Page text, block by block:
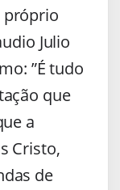
próprio
Julio
”É tudo
que
a
Cristo,
de